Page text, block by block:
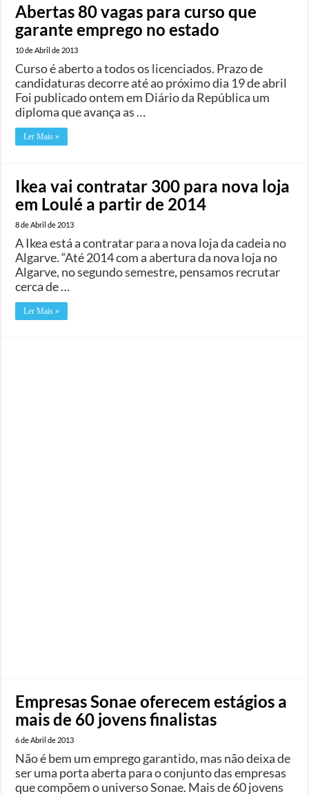
Abertas 80 vagas para curso que
garante emprego no estado
10 de Abril de 2013
Curso é aberto a todos os licenciados. Prazo de
candidaturas decorre até ao próximo dia 19 de abril
Foi publicado ontem em Diário da República um
diploma que avança as …
Ler Mais »
Ikea vai contratar 300 para nova loja
em Loulé a partir de 2014
8 de Abril de 2013
A Ikea está a contratar para a nova loja da cadeia no
Algarve. “Até 2014 com a abertura da nova loja no
Algarve, no segundo semestre, pensamos recrutar
cerca de …
Ler Mais »
Empresas Sonae oferecem estágios a
mais de 60 jovens finalistas
6 de Abril de 2013
Não é bem um emprego garantido, mas não deixa de
ser uma porta aberta para o conjunto das empresas
que compõem o universo Sonae. Mais de 60 jovens